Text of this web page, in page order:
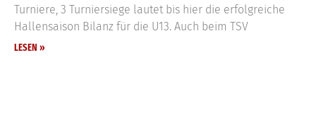
Turniere, 3 Turniersiege lautet bis hier die erfolgreiche
Hallensaison Bilanz für die U13. Auch beim TSV
LESEN »